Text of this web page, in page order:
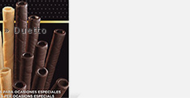
»Duetto